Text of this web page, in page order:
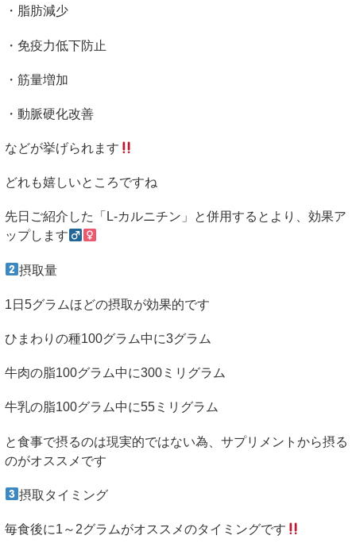
・脂肪減少
・免疫力低下防止
・筋量増加
・動脈硬化改善
などが挙げられます
どれも嬉しいところですね
先日ご紹介した「 L-カルニチン」と併用するとより、効果ア
ップします
摂取量
1 日 5グラムほどの摂取が効果的です
ひまわりの種100グラム中に3グラム
牛肉の脂100グラム中に300 ミリグラム
牛乳の脂100グラム中に55 ミリグラム
と食事で摂るのは現実的ではない為、サプリメントから摂る
のがオススメです
摂取タイミング
毎食後に1 ～ 2グラムがオススメのタイミングです